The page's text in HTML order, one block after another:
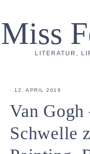
Miss
LITERATUR,
· 12. APRIL 2019
Van Gogh
Schwelle